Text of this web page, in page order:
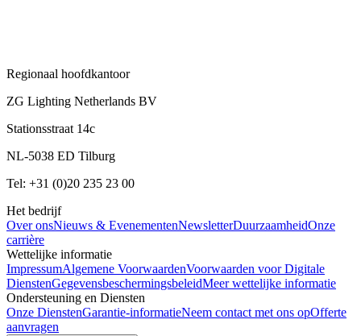
Regionaal hoofdkantoor
ZG Lighting Netherlands BV
Stationsstraat 14c
NL-5038 ED Tilburg
Tel: +31 (0)20 235 23 00
Het bedrijf
Over onsNieuws & EvenementenNewsletterDuurzaamheidOnze
carrière
Wettelijke informatie
ImpressumAlgemene VoorwaardenVoorwaarden voor Digitale
DienstenGegevensbeschermingsbeleidMeer wettelijke informatie
Ondersteuning en Diensten
Onze DienstenGarantie-informatieNeem contact met ons opOfferte
aanvragen